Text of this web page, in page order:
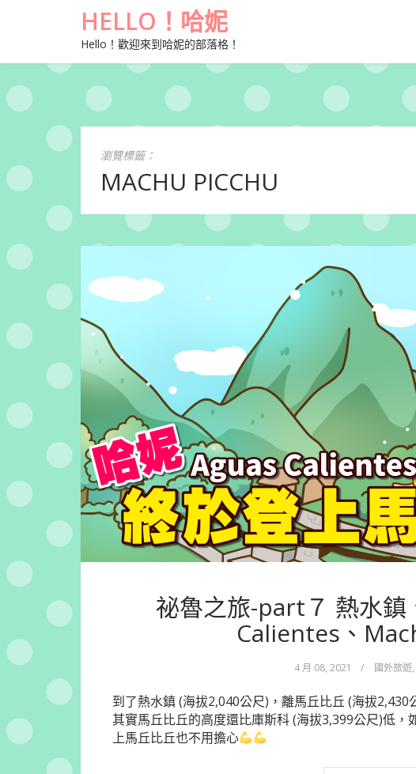
HELLO！哈妮
Hello！歡迎來到哈妮的部落格！
瀏覽標籤：
MACHU PICCHU
祕魯之旅-part７ 熱水鎮
Calientes、
4 月 08, 2021 / 國外旅遊,
到了熱水鎮 (海拔2,040公尺)，離馬丘比丘 (海拔2,430
其實馬丘比丘的高度還比庫斯科 (海拔3,399公尺)低
上馬丘比丘也不用擔心